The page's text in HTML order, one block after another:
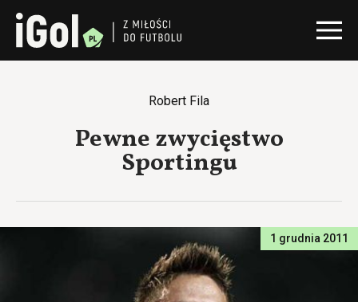
Robert Fila
Pewne zwycięstwo
Sportingu
1 grudnia 2011